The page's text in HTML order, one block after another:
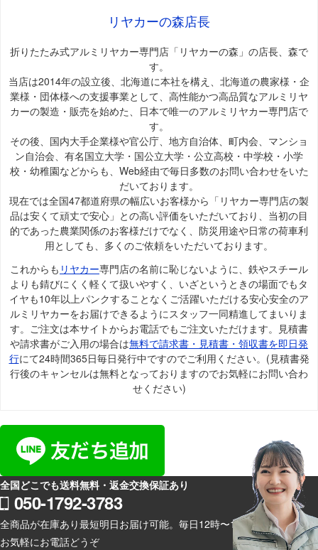
リヤカーの森店長
折りたたみ式アルミリヤカー専門店「リヤカーの森」の店長、森で
す。
当店は2014年の設立後、北海道に本社を構え、北海道の農家様・企
業様・団体様への支援事業として、高性能かつ高品質なアルミリヤ
カーの製造・販売を始めた、日本で唯一のアルミリヤカー専門店で
す。
その後、国内大手企業様や官公庁、地方自治体、町内会、マンショ
ン自治会、有名国立大学・国公立大学・公立高校・中学校・小学
校・幼稚園などからも、Web経由で毎日多数のお問い合わせをいた
だいております。
現在では全国47都道府県の幅広いお客様から「リヤカー専門店の製
品は安くて頑丈で安心」との高い評価をいただいており、当初の目
的であった農業関係のお客様だけでなく、防災用途や日常の荷車利
用としても、多くのご依頼をいただいております。
これからも リヤカー専門店の名前に恥じないように、鉄やスチール
よりも錆びにくく軽くて扱いやすく、いざというときの場面でもタ
イヤも10年以上パンクすることなくご活躍いただける安心安全のア
ルミリヤカーをお届けできるようにスタッフ一同精進してまいりま
す。ご注文は本サイトからお電話でもご注文いただけます。見積書
や請求書がご入用の場合は無料で請求書・見積書・領収書を即日発
行にて24時間365日毎日発行中ですのでご利用ください。(見積書発
行後のキャンセルは無料となっておりますのでお気軽にお問い合わ
せください)
全国どこでも送料無料・返金交換保証あり
050-1792-3783
全商品が在庫あり最短明日お届け可能。毎日12時〜19時スマホからも
お気軽にお電話どうぞ